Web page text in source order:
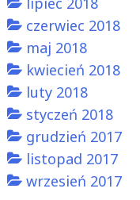
czerwiec 2018
maj 2018
kwiecień 2018
luty 2018
styczeń 2018
grudzień 2017
listopad 2017
wrzesień 2017